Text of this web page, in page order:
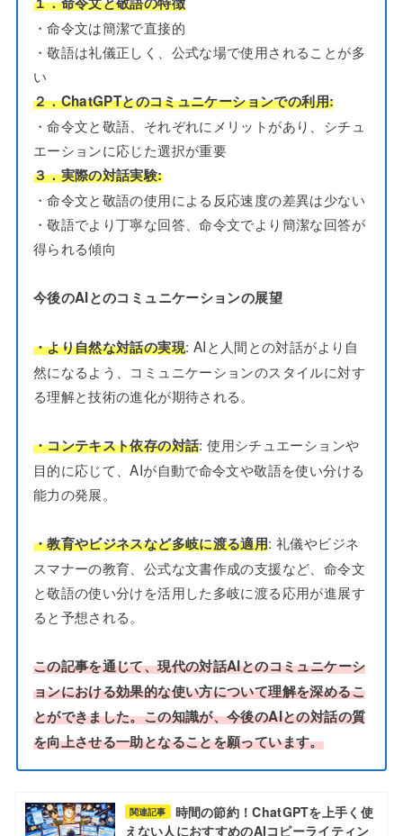
・命令文は簡潔で直接的
・敬語は礼儀正しく、公式な場で使用されることが多
い
２．ChatGPTとのコミュニケーションでの利用:
・命令文と敬語、それぞれにメリットがあり、シチュ
エーションに応じた選択が重要
３．実際の対話実験:
・命令文と敬語の使用による反応速度の差異は少ない
・敬語でより丁寧な回答、命令文でより簡潔な回答が
得られる傾向
今後のAIとのコミュニケーションの展望
・より自然な対話の実現: AIと人間との対話がより自
然になるよう、コミュニケーションのスタイルに対す
る理解と技術の進化が期待される。
・コンテキスト依存の対話: 使用シチュエーションや
目的に応じて、AIが自動で命令文や敬語を使い分ける
能力の発展。
・教育やビジネスなど多岐に渡る適用: 礼儀やビジネ
スマナーの教育、公式な文書作成の支援など、命令文
と敬語の使い分けを活用した多岐に渡る応用が進展す
ると予想される。
この記事を通じて、現代の対話AIとのコミュニケーシ
ョンにおける効果的な使い方について理解を深めるこ
とができました。この知識が、今後のAIとの対話の質
を向上させる一助となることを願っています。
関連記事
時間の節約！ChatGPTを上手く使
えない人におすすめのAIコピーライティン